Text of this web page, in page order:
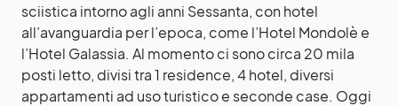
sciistica intorno agli anni Sessanta, con hotel
all’avanguardia per l’epoca, come l’Hotel Mondolè e
l’Hotel Galassia. Al momento ci sono circa 20 mila
posti letto, divisi tra 1 residence, 4 hotel, diversi
appartamenti ad uso turistico e seconde case. Oggi